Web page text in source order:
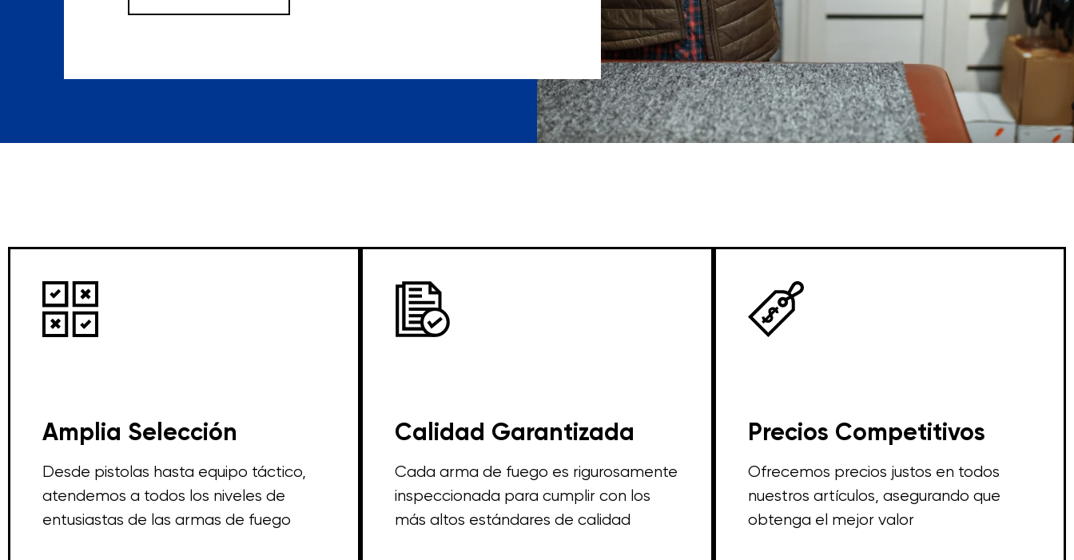
Amplia Selección
Desde pistolas hasta equipo táctico,
atendemos a todos los niveles de
entusiastas de las armas de fuego
Calidad Garantizada
Cada arma de fuego es rigurosamente
inspeccionada para cumplir con los
más altos estándares de calidad
Precios Competitivos
Ofrecemos precios justos en todos
nuestros artículos, asegurando que
obtenga el mejor valor